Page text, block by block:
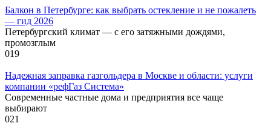
Балкон в Петербурге: как выбрать остекление и не пожалеть
— гид 2026
Петербургский климат — с его затяжными дождями,
промозглым
019
Надежная заправка газгольдера в Москве и области: услуги
компании «рефГаз Система»
Современные частные дома и предприятия все чаще
выбирают
021